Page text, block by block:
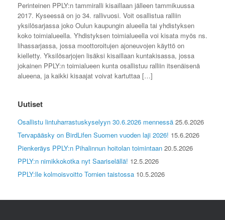
Perinteinen PPLY:n tammiralli kisaillaan jälleen tammikuussa
2017. Kyseessä on jo 34. rallivuosi. Voit osallistua ralliin
yksilösarjassa joko Oulun kaupungin alueella tai yhdistyksen
koko toimialueella. Yhdistyksen toimialueella voi kisata myös ns.
lihassarjassa, jossa moottoroitujen ajoneuvojen käyttö on
kielletty. Yksilösarjojen lisäksi kisaillaan kuntakisassa, jossa
jokainen PPLY:n toimialueen kunta osallistuu ralliin itsenäisenä
alueena, ja kaikki kisaajat voivat kartuttaa […]
Uutiset
Osallistu lintuharrastuskyselyyn 30.6.2026 mennessä 25.6.2026
Tervapääsky on BirdLifen Suomen vuoden laji 2026! 15.6.2026
Pienkeräys PPLY:n Pihalinnun hoitolan toimintaan 20.5.2026
PPLY:n nimikkokotka nyt Saariselällä! 12.5.2026
PPLY:lle kolmoisvoitto Tornien taistossa 10.5.2026